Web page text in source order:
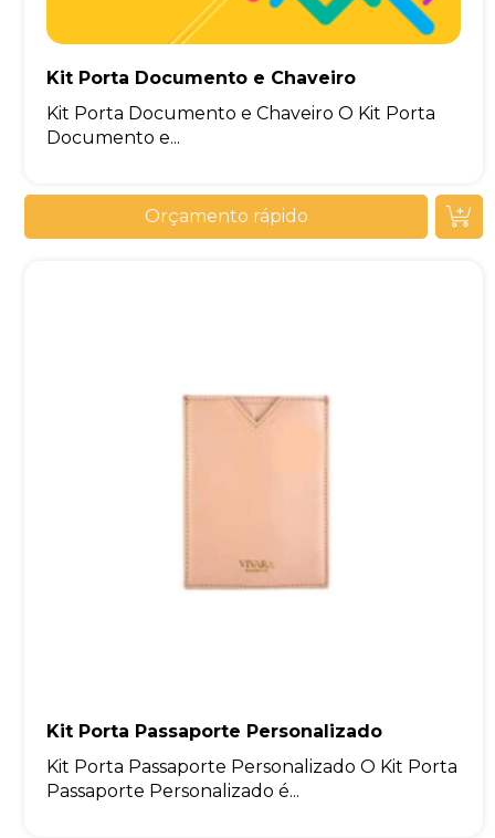
Kit Porta Documento e Chaveiro
Kit Porta Documento e Chaveiro O Kit Porta
Documento e...
Orçamento rápido
Kit Porta Passaporte Personalizado
Kit Porta Passaporte Personalizado O Kit Porta
Passaporte Personalizado é...